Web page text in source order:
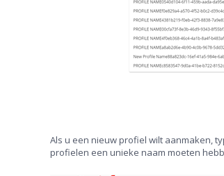
Als u een nieuw profiel wilt aanmaken,
profielen een unieke naam moeten